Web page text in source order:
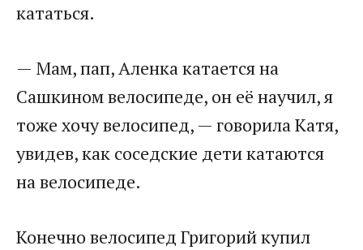
кататься.
— Мам, пап, Аленка катается на
Сашкином велосипеде, он её научил, я
тоже хочу велосипед, — говорила Катя,
увидев, как соседские дети катаются
на велосипеде.
Конечно велосипед Григорий купил